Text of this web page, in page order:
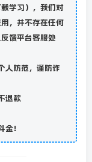
学习），我们对
，并不存在任何
馈平台客服处
人防范，谨防诈
退款
金！